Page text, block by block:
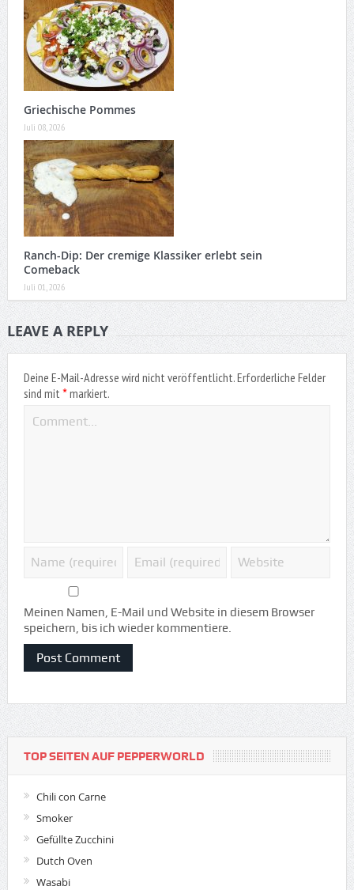
Griechische Pommes
Juli 08, 2026
Ranch-Dip: Der cremige Klassiker erlebt sein
Comeback
Juli 01, 2026
LEAVE A REPLY
Deine E-Mail-Adresse wird nicht veröffentlicht.Erforderliche Felder
sind mit *markiert.
Meinen Namen, E-Mail und Website in diesem Browser
speichern, bis ich wieder kommentiere.
TOP SEITEN AUF PEPPERWORLD
Chili con Carne
Smoker
Gefüllte Zucchini
Dutch Oven
Wasabi